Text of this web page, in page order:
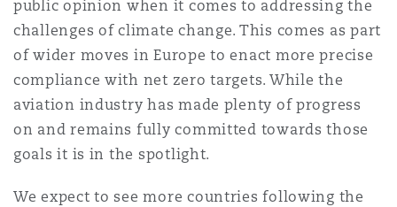
Entretien, réparation et
Droit aérien commercial
Couverture d’assurance
Droit maritime
Jersey
public opinion when it comes to addressing the
challenges of climate change. This comes as part
of wider moves in Europe to enact more precise
compliance with net zero targets. While the
aviation industry has made plenty of progress
on and remains fully committed towards those
goals it is in the spotlight.
We expect to see more countries following the